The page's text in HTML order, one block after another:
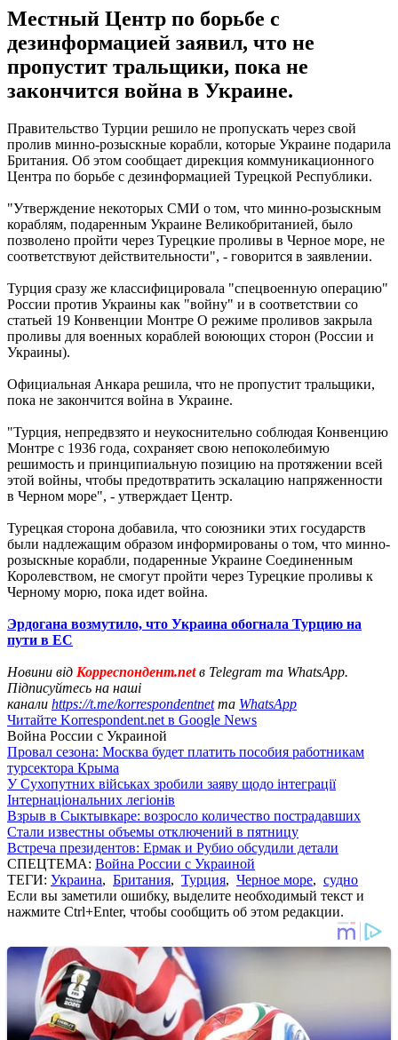
Местный Центр по борьбе с
дезинформацией заявил, что не
пропустит тральщики, пока не
закончится война в Украине.
Правительство Турции решило не пропускать через свой
пролив минно-розыскные корабли, которые Украине подарила
Британия. Об этом сообщает дирекция коммуникационного
Центра по борьбе с дезинформацией Турецкой Республики.
"Утверждение некоторых СМИ о том, что минно-розыскным
кораблям, подаренным Украине Великобританией, было
позволено пройти через Турецкие проливы в Черное море, не
соответствуют действительности", - говорится в заявлении.
Турция сразу же классифицировала "спецвоенную операцию"
России против Украины как "войну" и в соответствии со
статьей 19 Конвенции Монтре О режиме проливов закрыла
проливы для военных кораблей воюющих сторон (России и
Украины).
Официальная Анкара решила, что не пропустит тральщики,
пока не закончится война в Украине.
"Турция, непредвзято и неукоснительно соблюдая Конвенцию
Монтре с 1936 года, сохраняет свою непоколебимую
решимость и принципиальную позицию на протяжении всей
этой войны, чтобы предотвратить эскалацию напряженности
в Черном море", - утверждает Центр.
Турецкая сторона добавила, что союзники этих государств
были надлежащим образом информированы о том, что минно-
розыскные корабли, подаренные Украине Соединенным
Королевством, не смогут пройти через Турецкие проливы к
Черному морю, пока идет война.
Эрдогана возмутило, что Украина обогнала Турцию на
пути в ЕС
Новини від Корреспондент.netв Telegram та WhatsApp.
Підписуйтесь на наші
канали https://t.me/korrespondentnetта WhatsApp
Читайте Korrespondent.net в Google News
Война России с Украиной
Провал сезона: Москва будет платить пособия работникам
турсектора Крыма
У Сухопутних військах зробили заяву щодо інтеграції
Інтернаціональних легіонів
Взрыв в Сыктывкаре: возросло количество пострадавших
Стали известны объемы отключений в пятницу
Встреча президентов: Ермак и Рубио обсудили детали
СПЕЦТЕМА: Война России с Украиной
ТЕГИ: Украина, Британия, Турция, Черное море, судно
Если вы заметили ошибку, выделите необходимый текст и
нажмите Ctrl+Enter, чтобы сообщить об этом редакции.